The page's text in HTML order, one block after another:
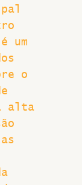
um
o
alta